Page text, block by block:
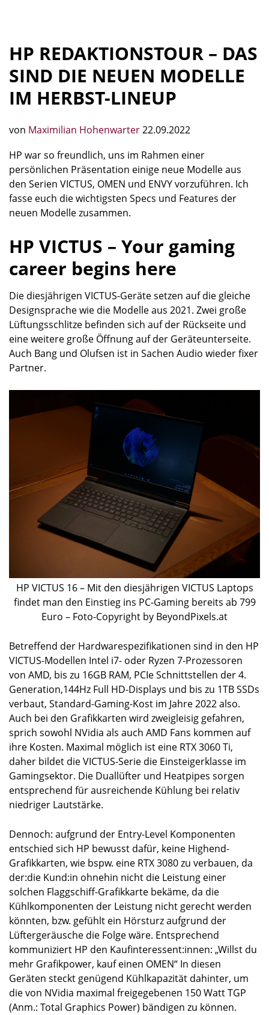
HP REDAKTIONSTOUR – DAS
SIND DIE NEUEN MODELLE
IM HERBST-LINEUP
von Maximilian Hohenwarter22.09.2022
HP war so freundlich, uns im Rahmen einer
persönlichen Präsentation einige neue Modelle aus
den Serien VICTUS, OMEN und ENVY vorzuführen. Ich
fasse euch die wichtigsten Specs und Features der
neuen Modelle zusammen.
HP VICTUS – Your gaming
career begins here
Die diesjährigen VICTUS-Geräte setzen auf die gleiche
Designsprache wie die Modelle aus 2021. Zwei große
Lüftungsschlitze befinden sich auf der Rückseite und
eine weitere große Öffnung auf der Geräteunterseite.
Auch Bang und Olufsen ist in Sachen Audio wieder fixer
Partner.
HP VICTUS 16 – Mit den diesjährigen VICTUS Laptops
findet man den Einstieg ins PC-Gaming bereits ab 799
Euro – Foto-Copyright by BeyondPixels.at
Betreffend der Hardwarespezifikationen sind in den HP
VICTUS-Modellen Intel i7- oder Ryzen 7-Prozessoren
von AMD, bis zu 16GB RAM, PCIe Schnittstellen der 4.
Generation,144Hz Full HD-Displays und bis zu 1TB SSDs
verbaut, Standard-Gaming-Kost im Jahre 2022 also.
Auch bei den Grafikkarten wird zweigleisig gefahren,
sprich sowohl NVidia als auch AMD Fans kommen auf
ihre Kosten. Maximal möglich ist eine RTX 3060 Ti,
daher bildet die VICTUS-Serie die Einsteigerklasse im
Gamingsektor. Die Duallüfter und Heatpipes sorgen
entsprechend für ausreichende Kühlung bei relativ
niedriger Lautstärke.
Dennoch: aufgrund der Entry-Level Komponenten
entschied sich HP bewusst dafür, keine Highend-
Grafikkarten, wie bspw. eine RTX 3080 zu verbauen, da
der:die Kund:in ohnehin nicht die Leistung einer
solchen Flaggschiff-Grafikkarte bekäme, da die
Kühlkomponenten der Leistung nicht gerecht werden
könnten, bzw. gefühlt ein Hörsturz aufgrund der
Lüftergeräusche die Folge wäre. Entsprechend
kommuniziert HP den Kaufinteressent:innen: „Willst du
mehr Grafikpower, kauf einen OMEN“ In diesen
Geräten steckt genügend Kühlkapazität dahinter, um
die von NVidia maximal freigegebenen 150 Watt TGP
(Anm.: Total Graphics Power) bändigen zu können.